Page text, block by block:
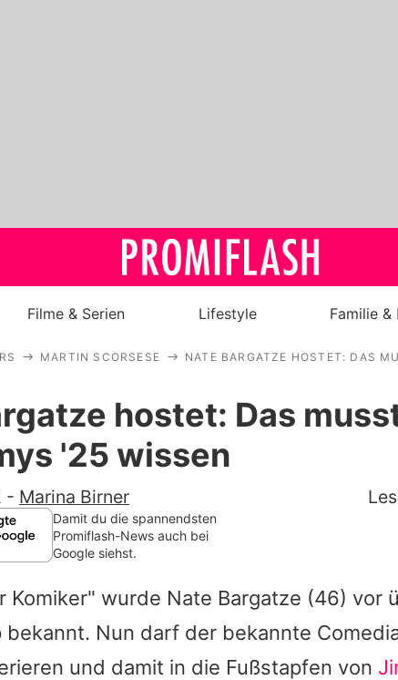
Royals
Stars
Familie & Liebe
Alle Themen auf Promiflash
Filme & Serien Lifestyle Familie &
MARTIN SCORSESE NATE BARGATZE HOSTET: DAS
hostet: Das
'25 wissen
- Marina Birner
Damit du die spannendsten
Promiflash-News auch bei
Google siehst.
Komiker" wurde Nate Bargatze (46) vor
Nun darf der bekannte
und damit in die Fußstapfen von